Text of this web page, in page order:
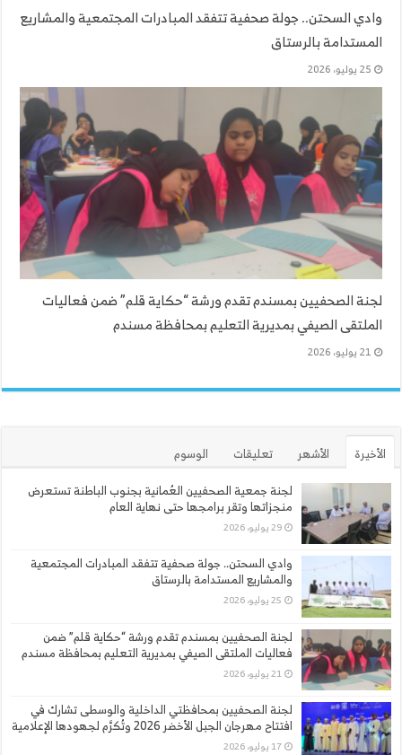
وادي السحتن.. جولة صحفية تتفقد المبادرات المجتمعية والمشاريع
المستدامة بالرستاق
25 يوليو، 2026
لجنة الصحفيين بمسندم تقدم ورشة “حكاية قلم” ضمن فعاليات
الملتقى الصيفي بمديرية التعليم بمحافظة مسندم
21 يوليو، 2026
الأخيرة الأشهر تعليقات
الوسوم
لجنة جمعية الصحفيين العُمانية بجنوب الباطنة تستعرض
منجزاتها وتقر برامجها حتى نهاية العام
29 يوليو، 2026
وادي السحتن.. جولة صحفية تتفقد المبادرات المجتمعية
والمشاريع المستدامة بالرستاق
25 يوليو، 2026
لجنة الصحفيين بمسندم تقدم ورشة “حكاية قلم” ضمن
فعاليات الملتقى الصيفي بمديرية التعليم بمحافظة مسندم
21 يوليو، 2026
لجنة الصحفيين بمحافظتي الداخلية والوسطى تشارك في
افتتاح مهرجان الجبل الأخضر 2026 وتُكرَّم لجهودها الإعلامية
17 يوليو، 2026